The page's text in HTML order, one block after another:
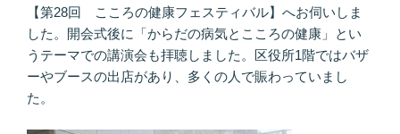
【第28回 こころの健康フェスティバル】へお伺いしま
した。開会式後に「からだの病気とこころの健康」とい
うテーマでの講演会も拝聴しました。区役所1階ではバザ
ーやブースの出店があり、多くの人で賑わっていまし
た。